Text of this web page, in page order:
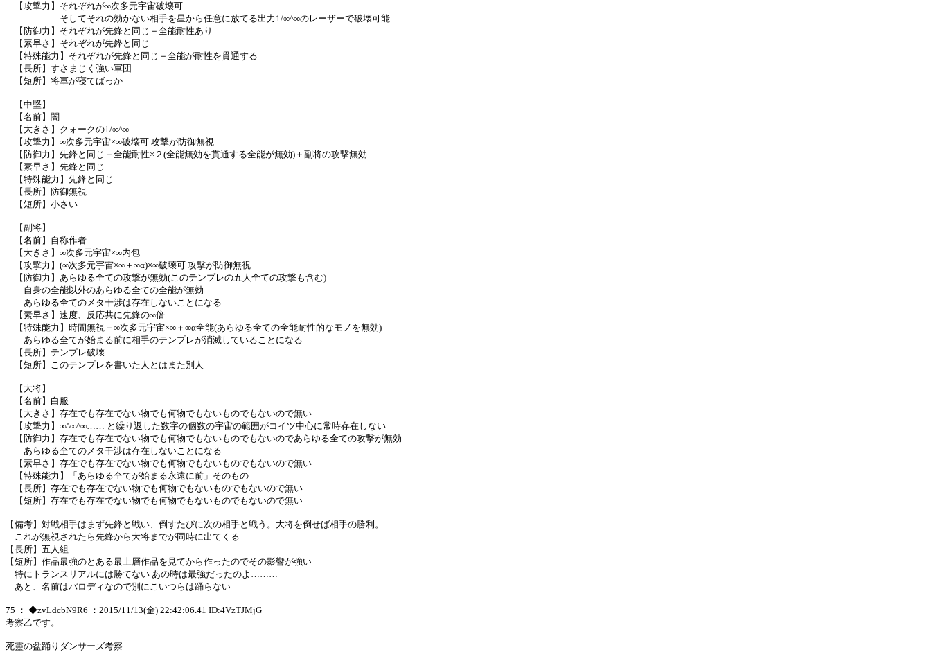
【攻撃力】それぞれが∞次多元宇宙破壊可
そしてそれの効かない相手を星から任意に放てる出力1/∞^∞のレーザーで破壊可能
【防御力】それぞれが先鋒と同じ＋全能耐性あり
【素早さ】それぞれが先鋒と同じ
【特殊能力】それぞれが先鋒と同じ＋全能が耐性を貫通する
【長所】すさまじく強い軍団
【短所】将軍が寝てばっか
【中堅】
【名前】闇
【大きさ】クォークの1/∞^∞
【攻撃力】∞次多元宇宙×∞破壊可 攻撃が防御無視
【防御力】先鋒と同じ＋全能耐性×２(全能無効を貫通する全能が無効)＋副将の攻撃無効
【素早さ】先鋒と同じ
【特殊能力】先鋒と同じ
【長所】防御無視
【短所】小さい
【副将】
【名前】自称作者
【大きさ】∞次多元宇宙×∞内包
【攻撃力】(∞次多元宇宙×∞＋∞α)×∞破壊可 攻撃が防御無視
【防御力】あらゆる全ての攻撃が無効(このテンプレの五人全ての攻撃も含む)
自身の全能以外のあらゆる全ての全能が無効
あらゆる全てのメタ干渉は存在しないことになる
【素早さ】速度、反応共に先鋒の∞倍
【特殊能力】時間無視＋∞次多元宇宙×∞＋∞α全能(あらゆる全ての全能耐性的なモノを無効)
あらゆる全てが始まる前に相手のテンプレが消滅していることになる
【長所】テンプレ破壊
【短所】このテンプレを書いた人とはまた別人
【大将】
【名前】白服
【大きさ】存在でも存在でない物でも何物でもないものでもないので無い
【攻撃力】∞^∞^∞…… と繰り返した数字の個数の宇宙の範囲がコイツ中心に常時存在しない
【防御力】存在でも存在でない物でも何物でもないものでもないのであらゆる全ての攻撃が無効
あらゆる全てのメタ干渉は存在しないことになる
【素早さ】存在でも存在でない物でも何物でもないものでもないので無い
【特殊能力】「あらゆる全てが始まる永遠に前」そのもの
【長所】存在でも存在でない物でも何物でもないものでもないので無い
【短所】存在でも存在でない物でも何物でもないものでもないので無い
【備考】対戦相手はまず先鋒と戦い、倒すたびに次の相手と戦う。大将を倒せば相手の勝利。
これが無視されたら先鋒から大将までが同時に出てくる
【長所】五人組
【短所】作品最強のとある最上層作品を見てから作ったのでその影響が強い
特にトランスリアルには勝てない あの時は最強だったのよ………
あと、名前はパロディなので別にこいつらは踊らない
-----------------------------------------------------------------------------------------------
75 ： ◆zvLdcbN9R6 ：2015/11/13(金) 22:42:06.41 ID:4VzTJMjG
考察乙です。
死靈の盆踊りダンサーズ考察